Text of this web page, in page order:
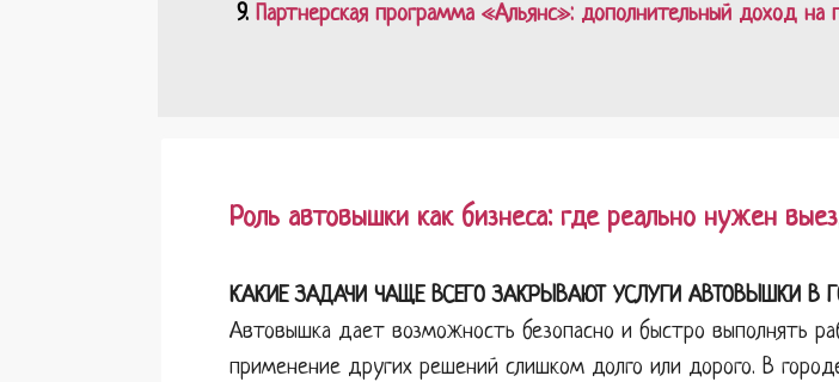
Партнерская программа «Альянс»: дополнительный доход
Роль автовышки как бизнеса: где реально нужен
КАКИЕ ЗАДАЧИ ЧАЩЕ ВСЕГО ЗАКРЫВАЮТ УСЛУГИ АВТОВЫШКИ В
Автовышка дает возможность безопасно и быстро выполнять
применение других решений слишком долго или дорого. В